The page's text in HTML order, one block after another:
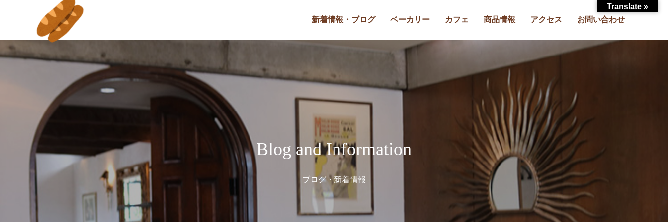
新着情報・ブログ ベーカリー カフェ 商品情報 アクセス お問い合わせ
Blog and Information
ブログ・新着情報
Translate »